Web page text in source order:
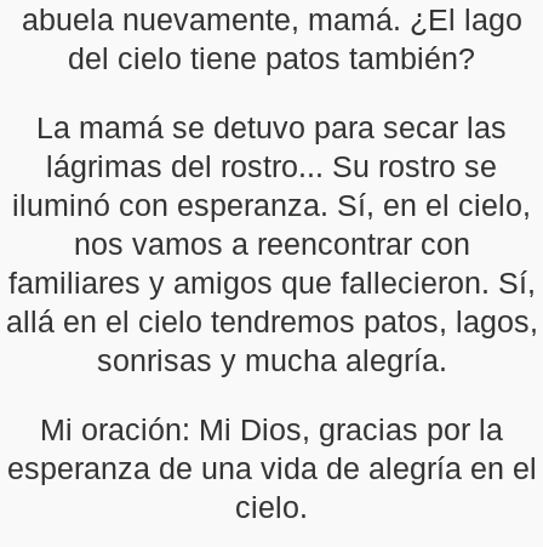
abuela nuevamente, mamá. ¿El lago
del cielo tiene patos también?
La mamá se detuvo para secar las
lágrimas del rostro... Su rostro se
iluminó con esperanza. Sí, en el cielo,
nos vamos a reencontrar con
familiares y amigos que fallecieron. Sí,
allá en el cielo tendremos patos, lagos,
sonrisas y mucha alegría.
Mi oración: Mi Dios, gracias por la
esperanza de una vida de alegría en el
cielo.